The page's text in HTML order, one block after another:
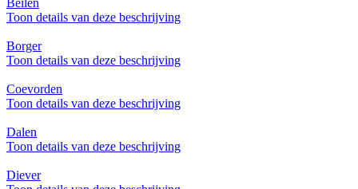
Beilen
Toon details van deze beschrijving
Borger
Toon details van deze beschrijving
Coevorden
Toon details van deze beschrijving
Dalen
Toon details van deze beschrijving
Diever